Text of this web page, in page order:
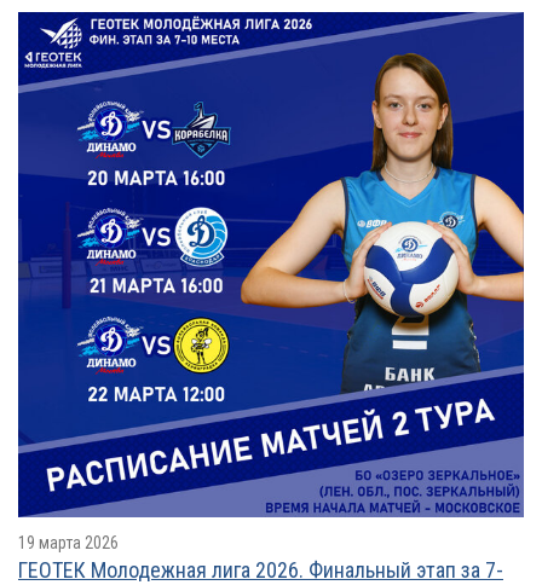
19 марта 2026
ГЕОТЕК Молодежная лига 2026. Финальный этап за 7-